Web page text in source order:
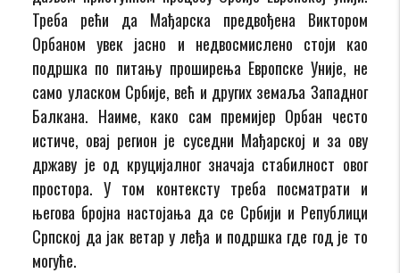
Треба рећи да Мађарска предвођена Виктором
Орбаном увек јасно и недвосмислено стоји као
подршка по питању проширења Европске Уније, не
само уласком Србије, већ и других земаља Западног
Балкана. Наиме, како сам премијер Орбан често
истиче, овај регион је суседни Мађарској и за ову
државу је од круцијалног значаја стабилност овог
простора. У том контексту треба посматрати и
његова бројна настојања да се Србији и Републици
Српској да јак ветар у леђа и подршка где год је то
могуће.